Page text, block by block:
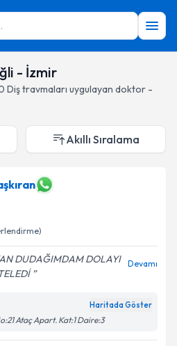
- İzmir
Diş travmaları uygulayan doktor -
Akıllı Sıralama
DUDAĞIMDAM DOLAYI
Devamı
Haritada Göster
Ataç Apart. Kat:1 Daire:3